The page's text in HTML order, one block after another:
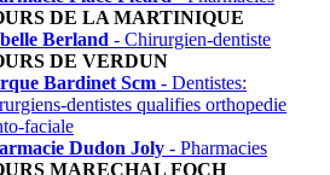
DE LA MARTINIQUE
Berland - Chirurgien-dentiste
DE VERDUN
Bardinet Scm - Dentistes:
dentistes qualifies orthopedie
faciale
Dudon Joly - Pharmacies
MARECHAL FOCH